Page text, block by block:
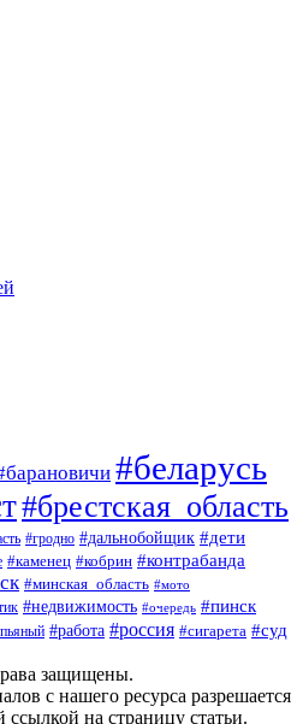
#беларусь
#брестская_область
#гродно #дальнобойщик #дети
#каменец #кобрин #контрабанда
#минская_область #мото
#недвижимость #очередь #пинск
#работа #россия #сигарета #суд
защищены.
с нашего ресурса разрешается
ссылкой на страницу статьи.